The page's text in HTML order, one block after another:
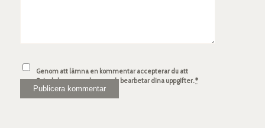
Genom att lämna en kommentar accepterar du att
Spindelsven.com lagrar och bearbetar dina uppgifter.*